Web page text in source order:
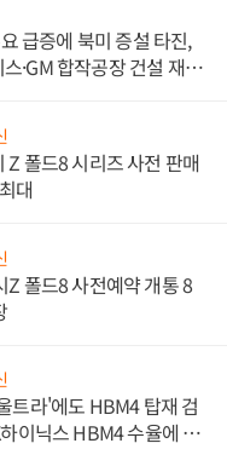
급증에 북미 증설 타진,
·GM 합작공장 건설 재추
Z 폴드8 시리즈 사전 판매
대
Z 폴드8 사전예약 개통 8
트라'에도 HBM4 탑재 검
이닉스 HBM4 수율에 주